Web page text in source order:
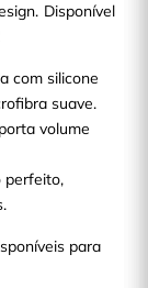
Disponível
com silicone
suave.
volume
perfeito,
para